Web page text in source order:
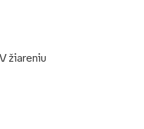
žiareniu